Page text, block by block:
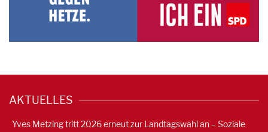
AKTUELLES
Yves Metzing tritt 2026 erneut zur Landtagswahl an – Soziale